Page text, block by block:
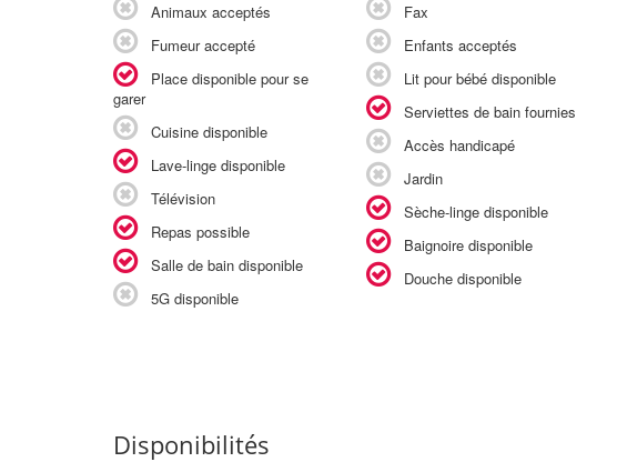
Animaux acceptés
Fumeur accepté
Place disponible pour se
garer
Cuisine disponible
Lave-linge disponible
Télévision
Repas possible
Salle de bain disponible
5G disponible
Fax
Enfants acceptés
Lit pour bébé disponible
Serviettes de bain fournies
Accès handicapé
Jardin
Sèche-linge disponible
Baignoire disponible
Douche disponible
Disponibilités